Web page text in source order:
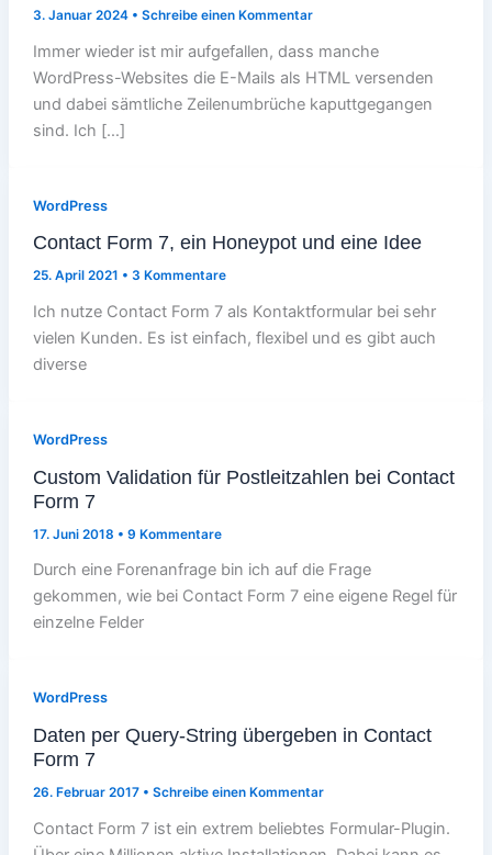
3. Januar 2024 • Schreibe einen Kommentar
Immer wieder ist mir aufgefallen, dass manche
WordPress-Websites die E-Mails als HTML versenden
und dabei sämtliche Zeilenumbrüche kaputtgegangen
sind. Ich […]
WordPress
Contact Form 7, ein Honeypot und eine Idee
25. April 2021 • 3 Kommentare
Ich nutze Contact Form 7 als Kontaktformular bei sehr
vielen Kunden. Es ist einfach, flexibel und es gibt auch
diverse
WordPress
Custom Validation für Postleitzahlen bei Contact
Form 7
17. Juni 2018 • 9 Kommentare
Durch eine Forenanfrage bin ich auf die Frage
gekommen, wie bei Contact Form 7 eine eigene Regel für
einzelne Felder
WordPress
Daten per Query-String übergeben in Contact
Form 7
26. Februar 2017 • Schreibe einen Kommentar
Contact Form 7 ist ein extrem beliebtes Formular-Plugin.